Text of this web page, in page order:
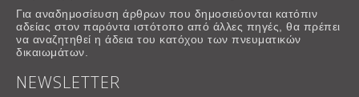
Για αναδημοσίευση άρθρων που δημοσιεύονται κατόπιν
αδείας στον παρόντα ιστότοπο από άλλες πηγές, θα πρέπει
να αναζητηθεί η άδεια του κατόχου των πνευματικών
δικαιωμάτων.
NEWSLETTER